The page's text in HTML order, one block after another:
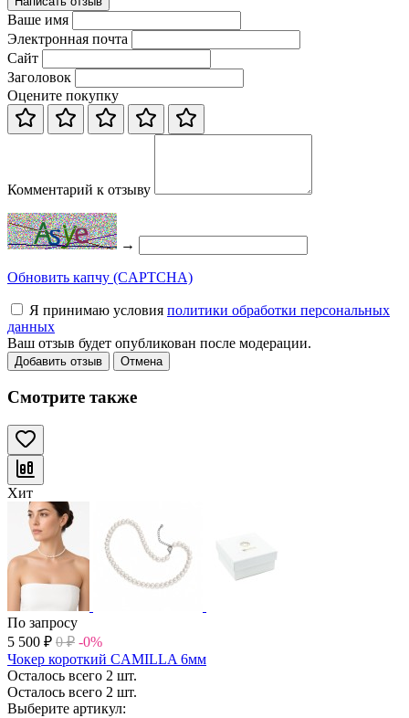
Ваше имя
Электронная почта
Сайт
Заголовок
Оцените покупку
Комментарий к отзыву
→
Обновить капчу (CAPTCHA)
Я принимаю условия политики обработки персональных
данных
Ваш отзыв будет опубликован после модерации.
Добавить отзыв Отмена
Смотрите также
Хит
По запросу
5 500 ₽ 0 ₽ -0%
Чокер короткий CAMILLA 6мм
Осталось всего 2 шт.
Осталось всего 2 шт.
Выберите артикул: